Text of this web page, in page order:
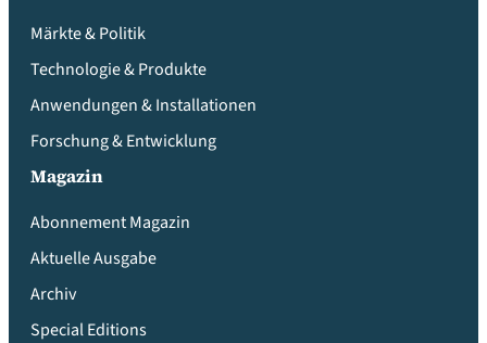
Märkte & Politik
Technologie & Produkte
Anwendungen & Installationen
Forschung & Entwicklung
Magazin
Abonnement Magazin
Aktuelle Ausgabe
Archiv
Special Editions